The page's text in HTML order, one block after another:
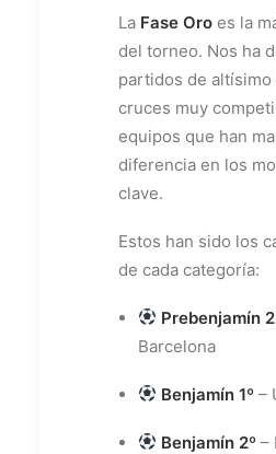
La Fase Oro es la
del torneo. Nos ha
partidos de altísimo
cruces muy
equipos que han
diferencia en los
clave.
Estos han sido los
de cada categoría:
Prebenjamín
Barcelona
Benjamín 1º –
Benjamín 2º –